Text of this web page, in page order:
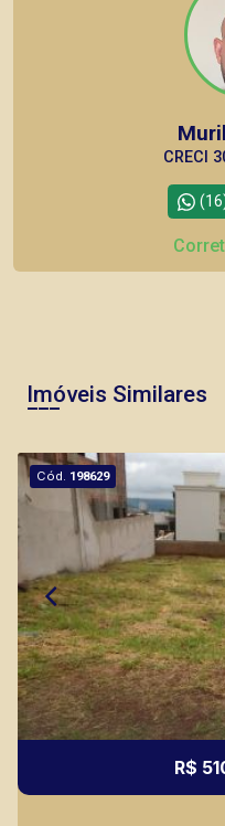
CRECI
Marcos
CRECI
Imóveis Similares
Cód. 198629
R$